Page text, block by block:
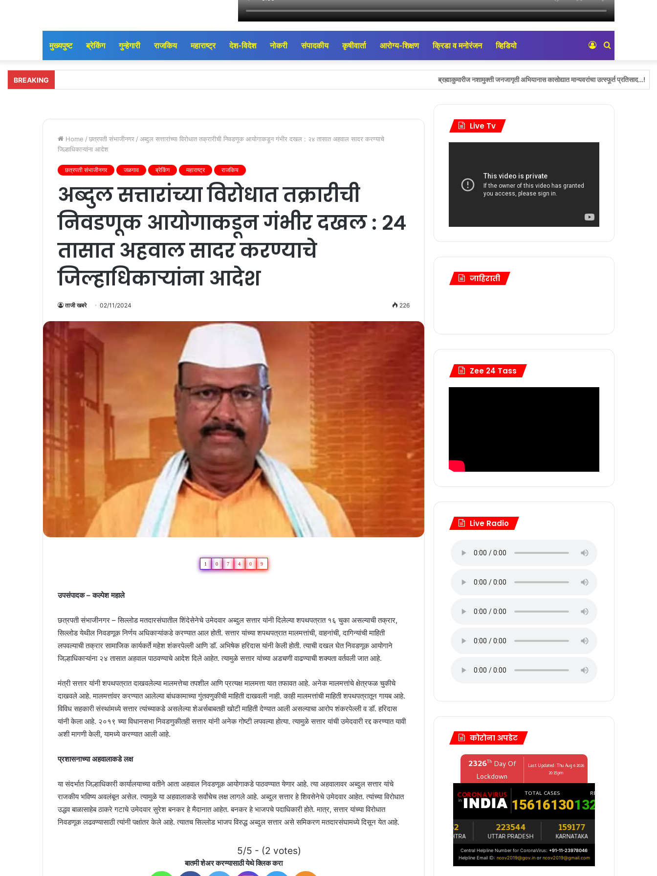
मुख्यपुष्ट ब्रेकिंग गुन्हेगारी राजकिय महाराष्ट्र देश-विदेश नोकरी संपादकीय कृषीवार्ता आरोग्य-शिक्षण क्रिडा व मनोरंजन व्हिडियो Search
for
Log
In
BREAKING ब्रह्माकुमारीज नशामुक्ती जनजागृती अभियानास कासोद्यात मान्यवरांचा उत्स्फूर्त प्रतिसाद…! आमदार
Home / छत्रपती संभाजीनगर / अब्दुल सत्तारांच्या विरोधात तक्रारीची निवडणूक आयोगाकडून गंभीर दखल : २४ तासात अहवाल सादर करण्याचे
जिल्हाधिकाऱ्यांना आदेश
छत्रपती संभाजीनगर जळगाव ब्रेकिंग महाराष्ट्र राजकिय
अब्दुल सत्तारांच्या विरोधात तक्रारीची
निवडणूक आयोगाकडून गंभीर दखल : २४
तासात अहवाल सादर करण्याचे
जिल्हाधिकाऱ्यांना आदेश
ताजी खबरे 02/11/2024 226
1 0 7 4 0 9
उपसंपादक – कल्पेश महाले
छत्रपती संभाजीनगर – सिल्लोड मतदारसंघातील शिंदेसेनेचे उमेदवार अब्दुल सत्तार यांनी दिलेल्या शपथपत्रात १६ चुका असल्याची तक्रार,
सिल्लोड येथील निवडणूक निर्णय अधिकाऱ्यांकडे करण्यात आल होती. सत्तार यांच्या शपथपत्रात मालमत्तांची, वाहनांची, दागिन्यांची माहिती
लपवल्याची तक्रार सामाजिक कार्यकर्ते महेश शंकरपेल्ली आणि डॉ. अभिषेक हरिदास यांनी केली होती. त्याची दखल घेत निवडणूक आयोगाने
जिल्हाधिकाऱ्यांना २४ तासात अहवाल पाठवण्याचे आदेश दिले आहेत. त्यामुळे सत्तार यांच्या अडचणी वाढण्याची शक्यता वर्तवली जात आहे.
मंत्री सत्तार यांनी शपथपत्रात दाखवलेल्या मालमत्तेचा तपशील आणि प्रत्यक्ष मालमत्ता यात तफावत आहे. अनेक मालमत्तांचे क्षेत्रफळ चुकीचे
दाखवले आहे. मालमत्तांवर करण्यात आलेल्या बांधकामाच्या गुंतवणुकीची माहिती दाखवली नाही. काही मालमत्तांची माहिती शपथपत्रातून गायब आहे.
विविध सहकारी संस्थांमध्ये सत्तार त्यांच्याकडे असलेल्या शेअर्सबाबतही खोटी माहिती देण्यात आली असल्याचा आरोप शंकरपेल्ली व डॉ. हरिदास
यांनी केला आहे. २०१९ च्या विधानसभा निवडणुकीतही सत्तार यांनी अनेक गोष्टी लपवल्या होत्या. त्यामुळे सत्तार यांची उमेदवारी रद्द करण्यात यावी
अशी मागणी केली, यामध्ये करण्यात आली आहे.
प्रशासनाच्या अहवालाकडे लक्ष
या संदर्भात जिल्हाधिकारी कार्यालयाच्या वतीने आता अहवाल निवडणूक आयोगाकडे पाठवण्यात येणार आहे. त्या अहवालावर अब्दुल सत्तार यांचे
राजकीय भविष्य अवलंबून असेल. त्यामुळे या अहवालाकडे सर्वांचेच लक्ष लागले आहे. अब्दुल सत्तार हे शिवसेनेचे उमेदवार आहेत. त्यांच्या विरोधात
उद्धव बाळासाहेब ठाकरे गटाचे उमेदवार सुरेश बनकर हे मैदानात आहेत. बनकर हे भाजपचे पदाधिकारी होते. मात्र, सत्तार यांच्या विरोधात
निवडणूक लढवण्यासाठी त्यांनी पक्षांतर केले आहे. त्यातच सिल्लोड भाजप विरुद्ध अब्दुल सत्तार असे समिकरण मतदारसंघामध्ये दिसून येत आहे.
5/5 - (2 votes)
बातमी शेअर करण्यासाठी येथे क्लिक करा
Live Tv
जाहिराती
Zee 24 Tass
Live Radio
कोरोना अपडेट